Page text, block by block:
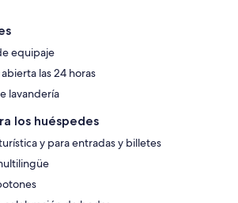
equipaje
las 24 horas
lavandería
los huéspedes
y para entradas y billetes